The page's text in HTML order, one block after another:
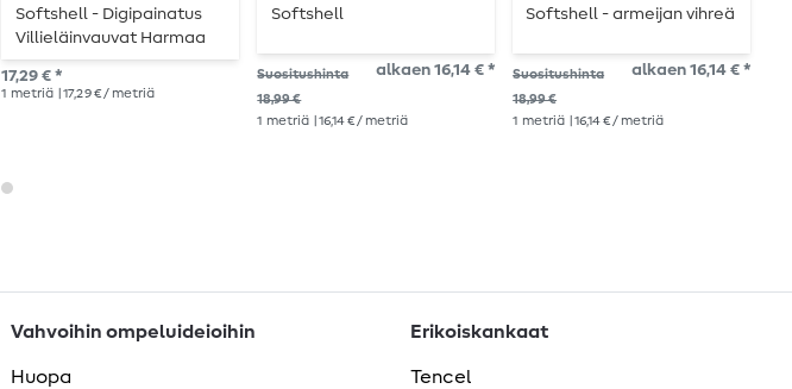
Softshell - Digipainatus
Villieläinvauvat Harmaa
Melange
17,29 € *
1 metriä | 17,29 € / metriä
Softshell
Suositushinta
18,99 €
alkaen 16,14 € *
1 metriä | 16,14 € / metriä
Softshell - armeijan vihreä
Suositushinta
18,99 €
alkaen 16,14 € *
1 metriä | 16,14 € / metriä
Vahvoihin ompeluideioihin
Huopa
Erikoiskankaat
Tencel